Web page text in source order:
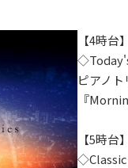
【4時台】
ピアノト
『
【5時台】